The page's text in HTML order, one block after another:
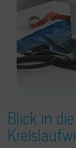
Blick in